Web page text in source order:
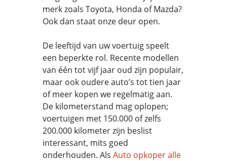
merk zoals Toyota, Honda of Mazda?
Ook dan staat onze deur open.
De leeftijd van uw voertuig speelt
een beperkte rol. Recente modellen
van één tot vijf jaar oud zijn populair,
maar ook oudere auto’s tot tien jaar
of meer kopen we regelmatig aan.
De kilometerstand mag oplopen;
voertuigen met 150.000 of zelfs
200.000 kilometer zijn beslist
interessant, mits goed
onderhouden. Als Auto opkoper alle